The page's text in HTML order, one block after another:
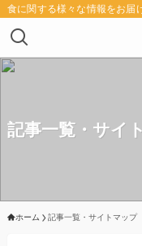
食に関する様々な情報をお届
記事一覧・サイ
ホーム 記事一覧・サイトマップ